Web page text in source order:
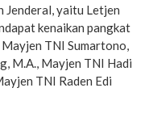
Jenderal, yaitu Letjen
kenaikan pangkat
TNI Sumartono,
M.A., Mayjen TNI Hadi
TNI Raden Edi